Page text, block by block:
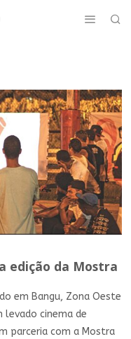
edição da Mostra
em Bangu, Zona Oeste
levado cinema de
parceria com a Mostra